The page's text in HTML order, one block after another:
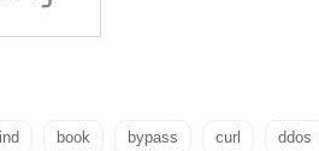
book bypass curl ddos